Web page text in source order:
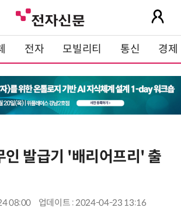
전자 모빌리티 통신 경제
인 발급기 '배리어프리' 출
08:00 업데이트 : 2024-04-23 13:16